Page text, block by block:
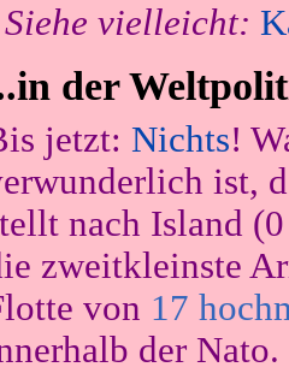
Siehe vielleicht:
der
jetzt: Nichts!
ist,
nach Island
zweitkleinste
von 17
der Nato.